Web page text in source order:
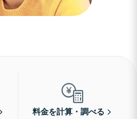
料金を計算・調べる